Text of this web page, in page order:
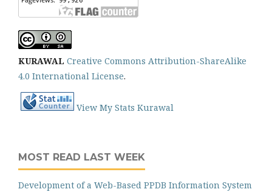
KURAWAL Creative Commons Attribution-ShareAlike
4.0 International License.
View My Stats Kurawal
MOST READ LAST WEEK
Development of a Web-Based PPDB Information System